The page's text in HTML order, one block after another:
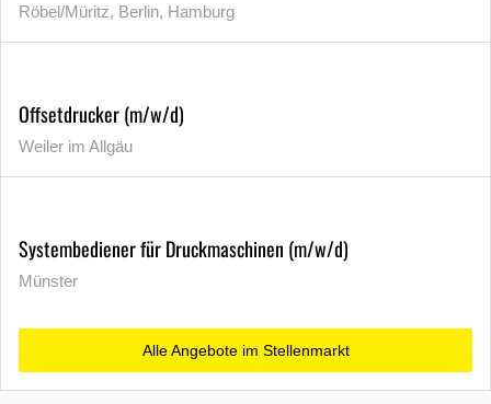
Röbel/Müritz, Berlin, Hamburg
Offsetdrucker (m/w/d)
Weiler im Allgäu
Systembediener für Druckmaschinen (m/w/d)
Münster
Alle Angebote im Stellenmarkt